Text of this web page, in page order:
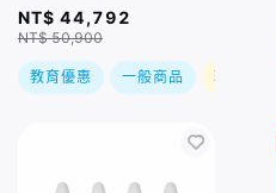
NT$ 44,792
NT$ 50,900
教育優惠 一般商品 現折